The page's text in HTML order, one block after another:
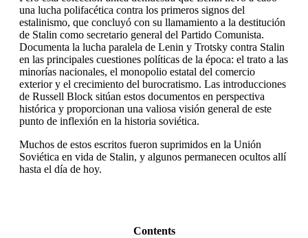
una lucha polifacética contra los primeros signos del
estalinismo, que concluyó con su llamamiento a la destitución
de Stalin como secretario general del Partido Comunista.
Documenta la lucha paralela de Lenin y Trotsky contra Stalin
en las principales cuestiones políticas de la época: el trato a las
minorías nacionales, el monopolio estatal del comercio
exterior y el crecimiento del burocratismo. Las introducciones
de Russell Block sitúan estos documentos en perspectiva
histórica y proporcionan una valiosa visión general de este
punto de inflexión en la historia soviética.
Muchos de estos escritos fueron suprimidos en la Unión
Soviética en vida de Stalin, y algunos permanecen ocultos allí
hasta el día de hoy.
Contents